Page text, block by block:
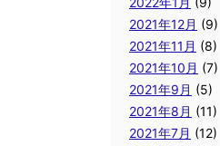
2021年12月 (9)
2021年11月 (8)
2021年10月 (7)
2021年9月 (5)
2021年8月 (11)
2021年7月 (12)